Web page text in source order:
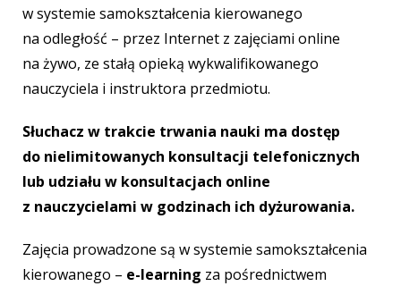
w systemie samokształcenia kierowanego
na odległość – przez Internet z zajęciami online
na żywo, ze stałą opieką wykwalifikowanego
nauczyciela i instruktora przedmiotu.
Słuchacz w trakcie trwania nauki ma dostęp
do nielimitowanych konsultacji telefonicznych
lub udziału w konsultacjach online
z nauczycielami w godzinach ich dyżurowania.
Zajęcia prowadzone są w systemie samokształcenia
kierowanego – e-learning za pośrednictwem